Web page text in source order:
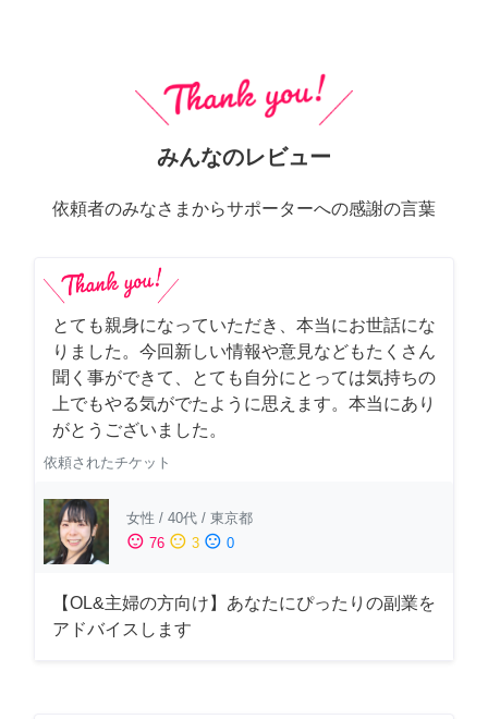
みんなのレビュー
依頼者のみなさまからサポーターへの感謝の言葉
とても親身になっていただき、本当にお世話にな
りました。今回新しい情報や意見などもたくさん
聞く事ができて、とても自分にとっては気持ちの
上でもやる気がでたように思えます。本当にあり
がとうございました。
依頼されたチケット
女性 / 40代 / 東京都
sentiment_satisfied 76 sentiment_neutral 3 sentiment_dissatisfied 0
【OL&主婦の方向け】あなたにぴったりの副業を
アドバイスします